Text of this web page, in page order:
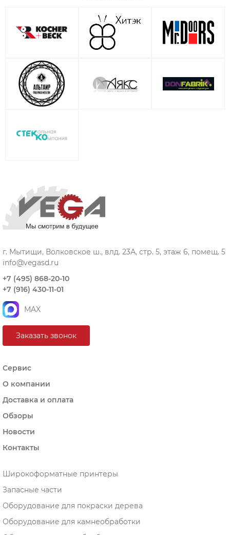
г. Мытищи, Волковское ш., влд. 23А, стр. 5, этаж 6, помещ. 5
info@vegasd.ru
+7 (495) 868-20-10
+7 (916) 430-11-01
MAX
Заказать звонок
Сервис
О компании
Доставка и оплата
Обзоры
Новости
Контакты
Широкоформатные принтеры
Запасные части
Оборудование для покраски дерева
Оборудование для камнеобработки